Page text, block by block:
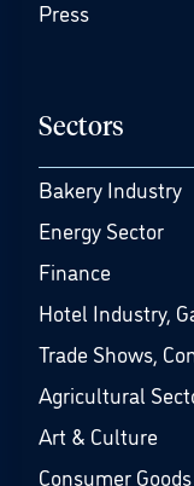
Press
Sectors
Bakery Industry
Energy Sector
Finance
Hotel Industry,
Trade Shows,
Agricultural
Art & Culture
Consumer